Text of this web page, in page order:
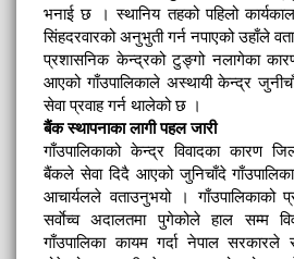
भनाई छ । स्थानिय तहको पहिलो
सिंहदरवारको अनुभुती गर्न नपाएको उहाँले
प्रशासनिक केन्द्रको टुङ्गो नलागेका
आएको गाँउपालिकाले अस्थायी केन्द्र
सेवा प्रवाह गर्न थालेको छ ।
बैंक स्थापनाका लागी पहल जारी
गाँउपालिकाको केन्द्र विवादका कारण
बैंकले सेवा दिदै आएको जुनिचाँदे
आचार्यलले वताउनुभयो । गाँउपालिकाको
सर्वाेच्व अदालतमा पुगेकोले हाल सम्म
गाँउपालिका कायम गर्दा नेपाल सरकारले